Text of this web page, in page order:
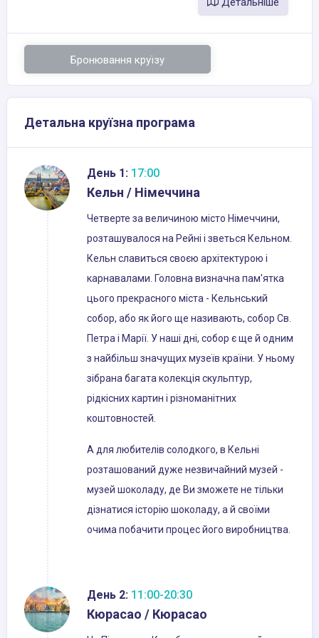
Бронювання круїзу
Детальна круїзна програма
День 1: 17:00
Кельн / Німеччина
Четверте за величиною місто Німеччини,
розташувалося на Рейні і зветься Кельном.
Кельн славиться своєю архітектурою і
карнавалами. Головна визначна пам'ятка
цього прекрасного міста - Кельнський
собор, або як його ще називають, собор Св.
Петра і Марії. У наші дні, собор є ще й одним
з найбільш значущих музеїв країни. У ньому
зібрана багата колекція скульптур,
рідкісних картин і різноманітних
коштовностей.
А для любителів солодкого, в Кельні
розташований дуже незвичайний музей -
музей шоколаду, де Ви зможете не тільки
дізнатися історію шоколаду, а й своїми
очима побачити процес його виробництва.
День 2: 11:00-20:30
Кюрасао / Кюрасао